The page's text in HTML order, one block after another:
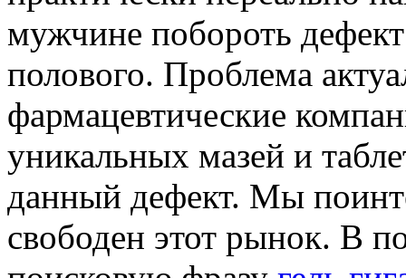
мужчине побороть
полового. Проблема
фармацевтические
уникальных мазей и
данный дефект. Мы
свободен этот рынок. В